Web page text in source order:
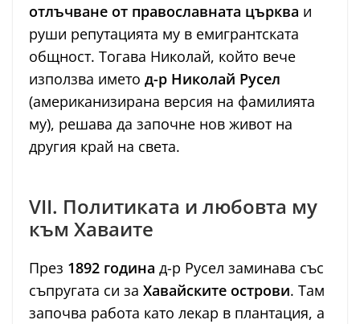
отлъчване от православната църква и
руши репутацията му в емигрантската
общност. Тогава Николай, който вече
използва името д-р Николай Русел
(американизирана версия на фамилията
му), решава да започне нов живот на
другия край на света.
VII. Политиката и любовта му
към Хаваите
През 1892 година д-р Русел заминава със
съпругата си за Хавайските острови. Там
започва работа като лекар в плантация, а